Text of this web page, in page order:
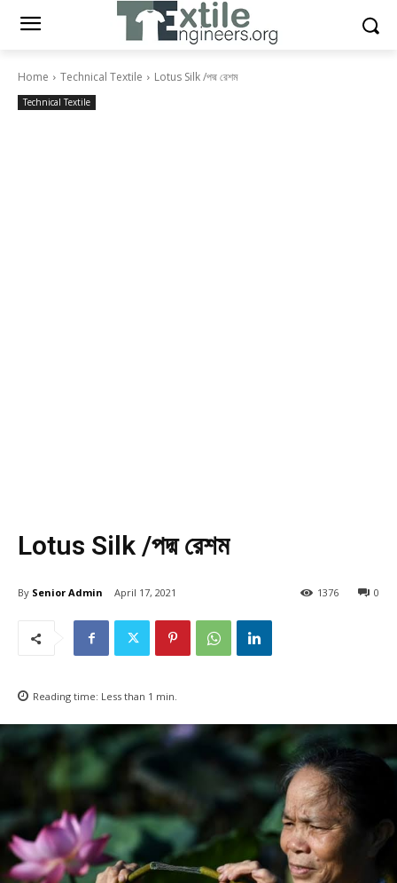
Home Technical Textile Lotus Silk /পদ্ম রেশম
Technical Textile
Lotus Silk /পদ্ম রেশম
By Senior Admin April 17, 2021 0
1376
Reading time: Less than 1 min.